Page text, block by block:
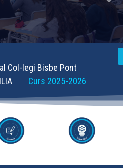
legi Bisbe Pont
Curs 2025-2026